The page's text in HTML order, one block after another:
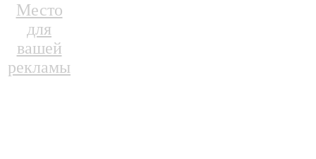
Место
для
вашей
рекламы